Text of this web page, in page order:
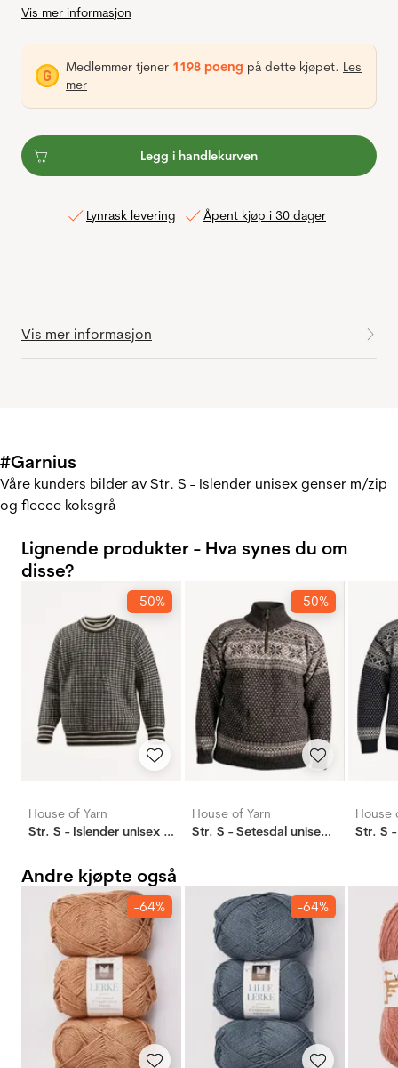
Vis mer informasjon
Medlemmer tjener 1198 poeng på dette kjøpet. Les
mer
Legg i handlekurven
Lynrask levering Åpent kjøp i 30 dager
Vis mer informasjon
#Garnius
Våre kunders bilder av Str. S - Islender unisex genser m/zip
og fleece koksgrå
Lignende produkter - Hva synes du om
disse?
-50%
House of Yarn
Str. S - Islender unisex genser koksgrå
-50%
House of Yarn
Str. S - Setesdal unisex genser m/zip koks
House
Andre kjøpte også
-64% -64%